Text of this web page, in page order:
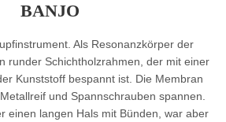
BANJO
Als Resonanzkörper der
runder Schichtholzrahmen, der mit einer
Kunststoff bespannt ist. Die Membran
und Spannschrauben spannen.
einen langen Hals mit Bünden, war aber